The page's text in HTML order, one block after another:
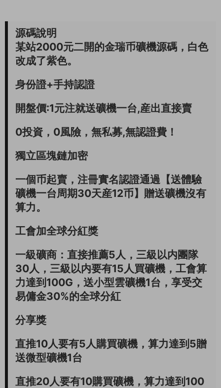
源碼說明
某站2000元二開的金瑞币礦機源碼，白色
改成了紫色。
身份證+手持認證
開盤價:1元注就送礦機一台,産出直接賣
0投資，0風險，無私募,無認證費！
獨立區塊鏈加密
一個币起賣，注冊實名認證通過【送體驗
礦機一台周期30天産12币】贈送礦機沒有
算力。
工會加全球分紅獎
一級礦商：直接推薦5人，三級以内團隊
30人，三級以内要有15人買礦機，工會算
力達到100G，送小型雲礦機1台，享受交
易傭金30%的全球分紅
分享獎
直推10人要有5人購買礦機，算力達到5贈
送微型礦機1台
直推20人要有10購買礦機，算力達到100